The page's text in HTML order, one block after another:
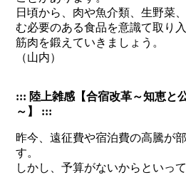
日頃から、肉や魚介類、生野菜
む必要のある食品を意識て取り
筋肉を鍛えていきましょう。
（山内）
::: 陸上雑感【合宿改革～知恵と
～】 :::
昨今、遠征費や宿泊費の高騰が
す。
しかし、予算がないからといっ